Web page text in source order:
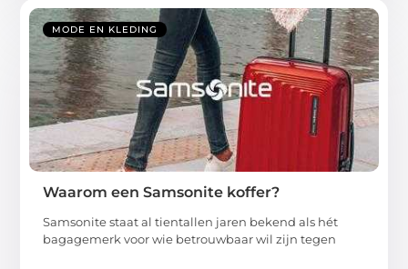
MODE EN KLEDING
Waarom een Samsonite koffer?
Samsonite staat al tientallen jaren bekend als hét
bagagemerk voor wie betrouwbaar wil zijn tegen